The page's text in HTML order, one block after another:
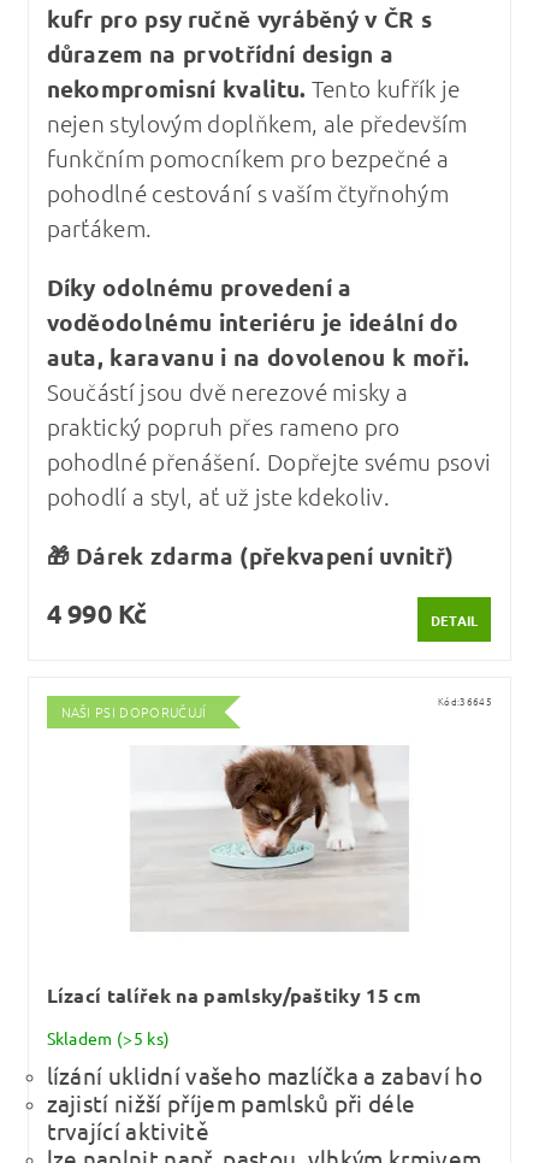
kufr pro psy ručně vyráběný v ČR s
důrazem na prvotřídní design a
nekompromisní kvalitu. Tento kufřík je
nejen stylovým doplňkem, ale především
funkčním pomocníkem pro bezpečné a
pohodlné cestování s vaším čtyřnohým
parťákem.
Díky odolnému provedení a
voděodolnému interiéru je ideální do
auta, karavanu i na dovolenou k moři.
Součástí jsou dvě nerezové misky a
praktický popruh přes rameno pro
pohodlné přenášení. Dopřejte svému psovi
pohodlí a styl, ať už jste kdekoliv.
🎁 Dárek zdarma (překvapení uvnitř)
4 990 Kč DETAIL
NAŠI PSI DOPORUČUJÍ
Kód:36645
Lízací talířek na pamlsky/paštiky 15 cm
Skladem (>5 ks)
lízání uklidní vašeho mazlíčka a zabaví ho
zajistí nižší příjem pamlsků při déle
trvající aktivitě